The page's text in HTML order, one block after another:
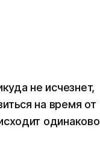
не исчезнет,
на время от
одинаково